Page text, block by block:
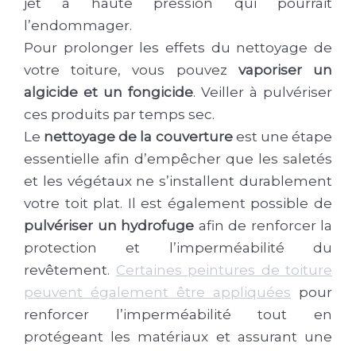
l’endommager.
Pour prolonger les effets du nettoyage de
votre toiture, vous pouvez vaporiser un
algicide et un fongicide. Veiller à pulvériser
ces produits par temps sec.
Le nettoyage de la couvertureest une étape
essentielle afin d’empêcher que les saletés
et les végétaux ne s’installent durablement
votre toit plat. Il est également possible de
pulvériser un hydrofuge afin de renforcer la
protection et l’imperméabilité du
revêtement. Certaines peintures de toiture
peuvent également être appliquées pour
renforcer l’imperméabilité tout en
protégeant les matériaux et assurant une